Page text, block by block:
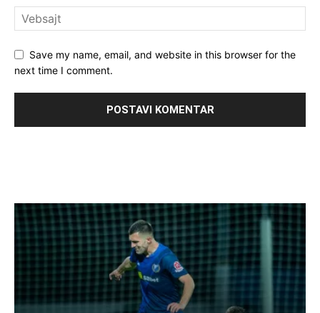
Save my name, email, and website in this browser for the
next time I comment.